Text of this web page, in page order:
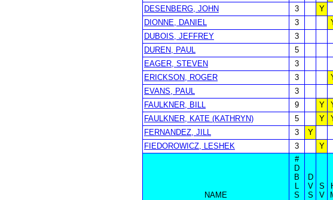
DESENBERG, JOHN
3 Y
DIONNE, DANIEL
3
DUBOIS, JEFFREY
3
DUREN, PAUL
5
EAGER, STEVEN
3
ERICKSON, ROGER
3
EVANS, PAUL
3
FAULKNER, BILL
9 Y
FAULKNER, KATE (KATHRYN)
5 Y
FERNANDEZ, JILL
3 Y
FIEDOROWICZ, LESHEK
3 Y
NAME
#
D
B
L
S
D
V
S
S
V